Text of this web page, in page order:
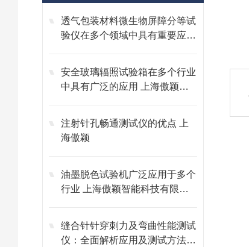
透气包装材料微生物屏障分等试
验仪在多个领域中具有重要应用
安全玻璃辐照试验箱在多个行业
中具有广泛的应用 上海傲颖智
注射针孔畅通测试仪的优点 上
海傲颖
油墨脱色试验机广泛应用于多个
行业 上海傲颖智能科技有限公
缝合针针穿刺力及弯曲性能测试
仪：全面解析应用及测试方法